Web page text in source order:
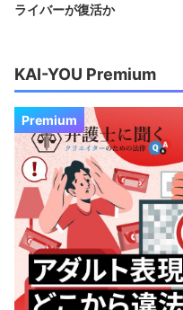
ライバーが復活か
KAI-YOU Premium
Premium